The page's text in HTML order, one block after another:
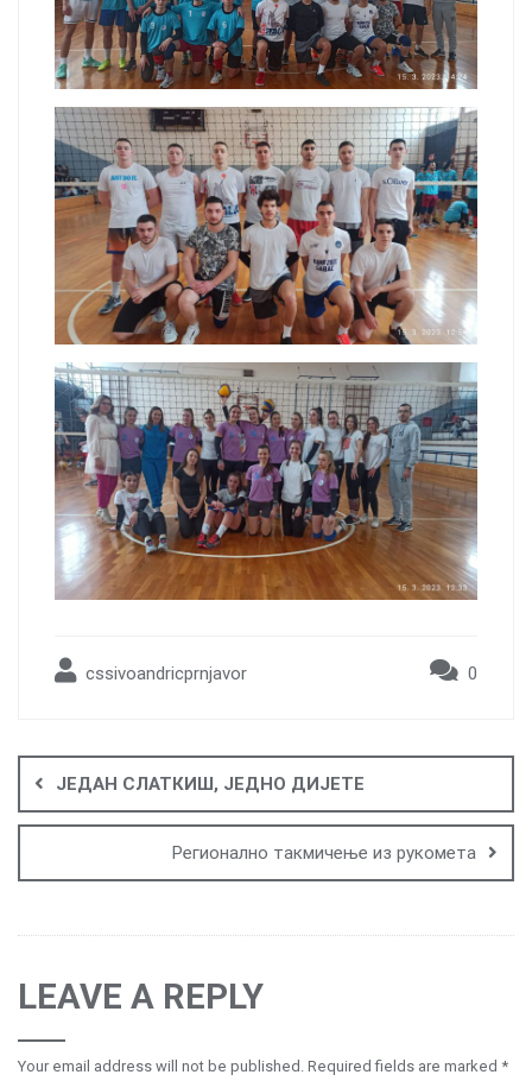
cssivoandricprnjavor 0
navigation
ЈЕДАН СЛАТКИШ, ЈЕДНО ДИЈЕТЕ
Регионално такмичење из рукомета
LEAVE A REPLY
Your email address will not be published. Required fields are marked *